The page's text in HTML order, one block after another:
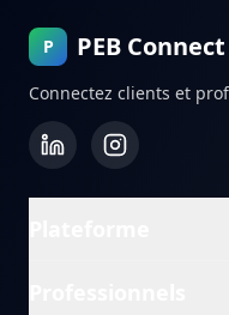
P PEB Connect
Connectez clients et